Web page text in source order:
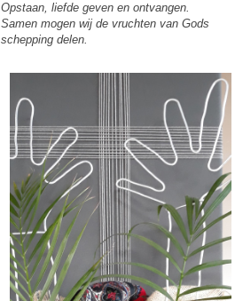
Opstaan, liefde geven en ontvangen.
Samen mogen wij de vruchten van Gods
schepping delen.